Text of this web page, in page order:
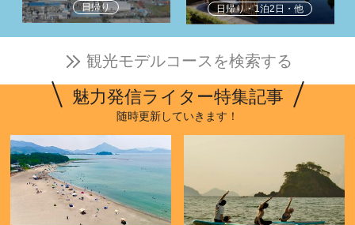
日帰り 日帰り・1泊2日・他
観光モデルコースを検索する
魅力発信ライター特集記事
随時更新していきます！